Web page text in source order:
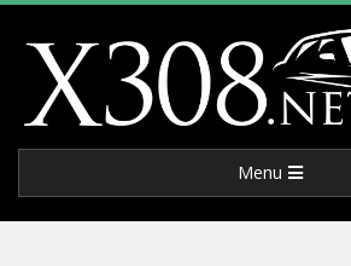
content
X
3
Navigation
Menu